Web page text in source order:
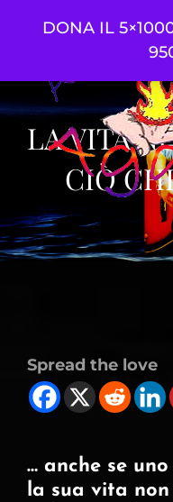
DONA IL
LA VITA
CIÒ
Spread the love
… anche se
la sua vita